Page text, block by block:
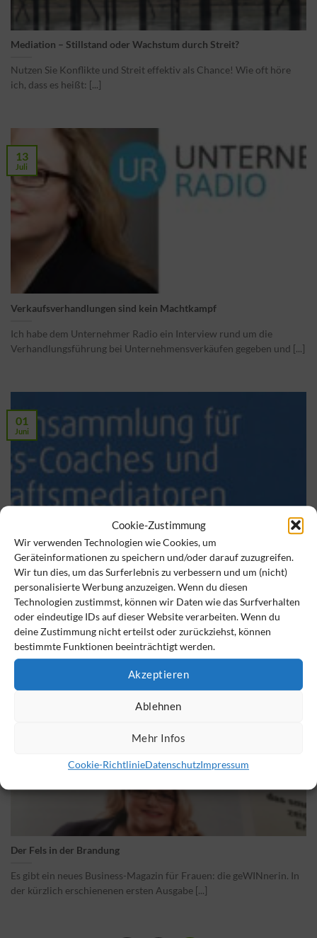
Cookie-Zustimmung
Wir verwenden Technologien wie Cookies, um
Geräteinformationen zu speichern und/oder darauf zuzugreifen.
Wir tun dies, um das Surferlebnis zu verbessern und um (nicht)
personalisierte Werbung anzuzeigen. Wenn du diesen
Technologien zustimmst, können wir Daten wie das Surfverhalten
oder eindeutige IDs auf dieser Website verarbeiten. Wenn du
deine Zustimmung nicht erteilst oder zurückziehst, können
bestimmte Funktionen beeinträchtigt werden.
Akzeptieren
Ablehnen
Mehr Infos
Cookie-RichtlinieDatenschutzImpressum
Mediation – Stillstand oder Wachstum durch Streit?
Nutzen Sie Konflikte und Streit effektiv als Chance! Wie oft höre
ich, dass es heißt: [...]
Verkaufsverhandlungen sind kein Machtkampf
Ich habe dem Unternehmer Radio ein Interview rund um die
Verhandlungsführung bei Unternehmensverkäufen gegeben und [...]
13
Juli
Mit dem richtigen Werkzeug zum optimalen Ergebnis
Ziele definieren, Führung ausbauen, Prioritäten setzen – aus der
„Methodensammlung für Business-Coaches und
Wirtschaftsmediatoren“ In [...]
01
Juni
Der Fels in der Brandung
Es gibt ein neues Business-Magazin für Frauen: die geWINnerin. In
der kürzlich erschienenen ersten Ausgabe [...]